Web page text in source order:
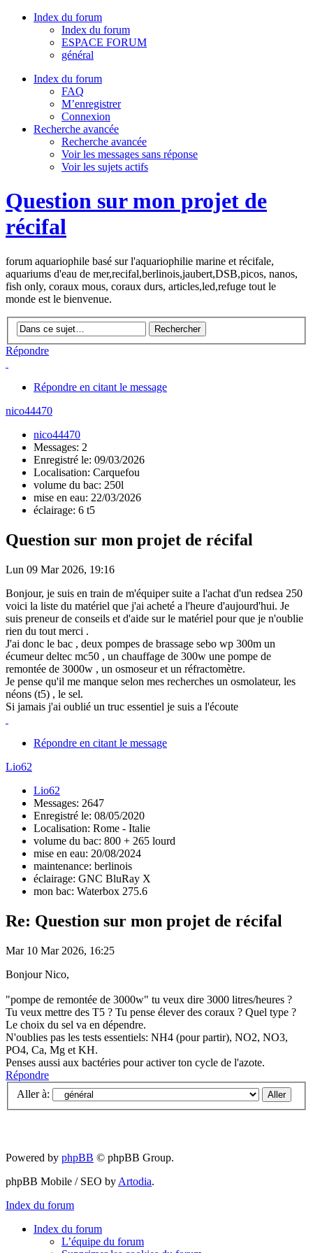
Index du forum
Index du forum
ESPACE FORUM
général
Index du forum
FAQ
M’enregistrer
Connexion
Recherche avancée
Recherche avancée
Voir les messages sans réponse
Voir les sujets actifs
Question sur mon projet de
récifal
forum aquariophile basé sur l'aquariophilie marine et récifale,
aquariums d'eau de mer,recifal,berlinois,jaubert,DSB,picos, nanos,
fish only, coraux mous, coraux durs, articles,led,refuge tout le
monde est le bienvenue.
Répondre
Répondre en citant le message
nico44470
nico44470
Messages: 2
Enregistré le: 09/03/2026
Localisation: Carquefou
volume du bac: 250l
mise en eau: 22/03/2026
éclairage: 6 t5
Question sur mon projet de récifal
Lun 09 Mar 2026, 19:16
Bonjour, je suis en train de m'équiper suite a l'achat d'un redsea 250
voici la liste du matériel que j'ai acheté a l'heure d'aujourd'hui. Je
suis preneur de conseils et d'aide sur le matériel pour que je n'oublie
rien du tout merci .
J'ai donc le bac , deux pompes de brassage sebo wp 300m un
écumeur deltec mc50 , un chauffage de 300w une pompe de
remontée de 3000w , un osmoseur et un réfractomètre.
Je pense qu'il me manque selon mes recherches un osmolateur, les
néons (t5) , le sel.
Si jamais j'ai oublié un truc essentiel je suis a l'écoute
Répondre en citant le message
Lio62
Lio62
Messages: 2647
Enregistré le: 08/05/2020
Localisation: Rome - Italie
volume du bac: 800 + 265 lourd
mise en eau: 20/08/2024
maintenance: berlinois
éclairage: GNC BluRay X
mon bac: Waterbox 275.6
Re: Question sur mon projet de récifal
Mar 10 Mar 2026, 16:25
Bonjour Nico,
"pompe de remontée de 3000w" tu veux dire 3000 litres/heures ?
Tu veux mettre des T5 ? Tu pense élever des coraux ? Quel type ?
Le choix du sel va en dépendre.
N'oublies pas les tests essentiels: NH4 (pour partir), NO2, NO3,
PO4, Ca, Mg et KH.
Penses aussi aux bactéries pour activer ton cycle de l'azote.
Répondre
Aller à:
Powered by phpBB © phpBB Group.
phpBB Mobile / SEO by Artodia.
Index du forum
Index du forum
L’équipe du forum